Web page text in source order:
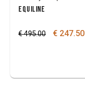
EQUILINE
€ 495.00 € 247.50